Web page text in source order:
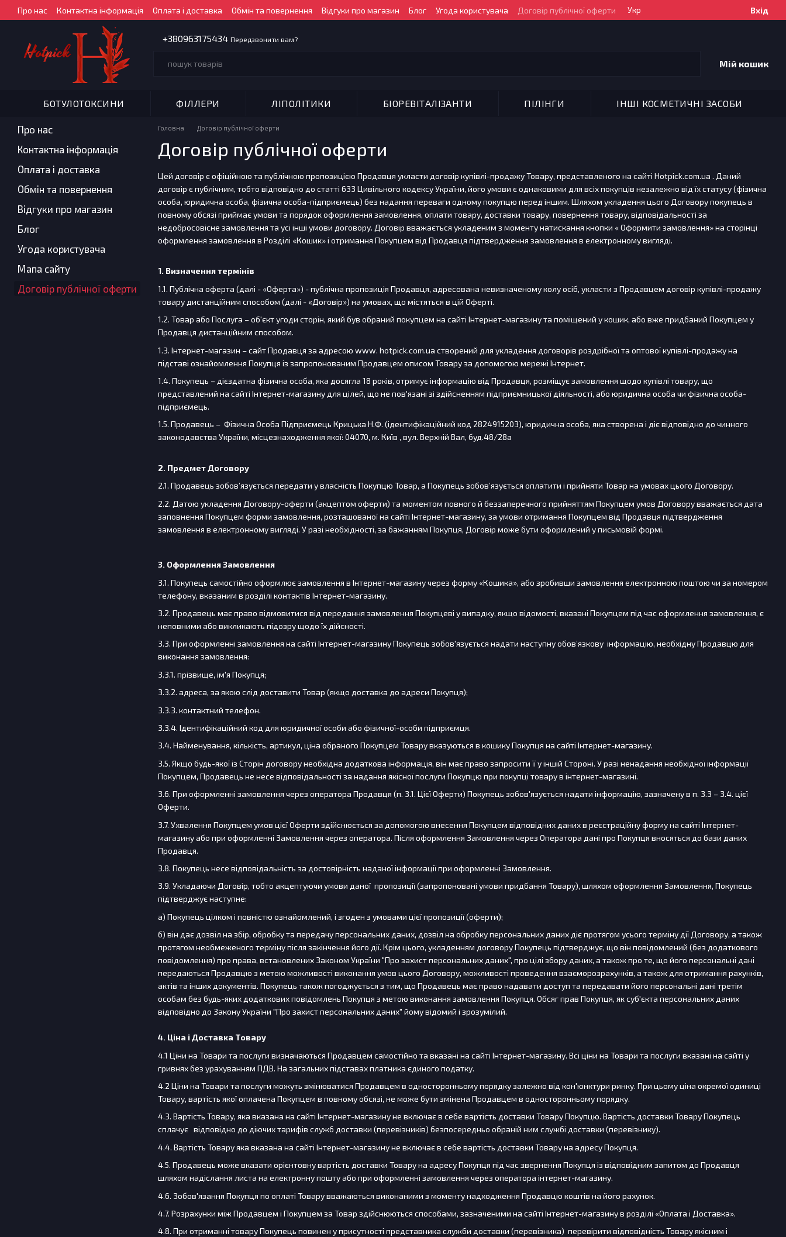
Перейти до основного контенту
Про нас Контактна інформація Оплата і доставка Обмін та повернення Відгуки про магазин Блог Угода користувача Договір публічної оферти Укр Вхід
+380963175434 Передзвонити вам?
Мій кошик
БОТУЛОТОКСИНИ ФІЛЛЕРИ ЛІПОЛІТИКИ БІОРЕВІТАЛІЗАНТИ ПІЛІНГИ ІНШІ КОСМЕТИЧНІ ЗАСОБИ
Головна Договір публічної оферти
Договір публічної оферти
Цей договір є офіційною та публічною пропозицією Продавця укласти договір купівлі-продажу Товару, представленого на сайті Hotpick.com.ua . Даний
договір є публічним, тобто відповідно до статті 633 Цивільного кодексу України, його умови є однаковими для всіх покупців незалежно від їх статусу (фізична
особа, юридична особа, фізична особа-підприємець) без надання переваги одному покупцю перед іншим. Шляхом укладення цього Договору покупець в
повному обсязі приймає умови та порядок оформлення замовлення, оплати товару, доставки товару, повернення товару, відповідальності за
недобросовісне замовлення та усі інші умови договору. Договір вважається укладеним з моменту натискання кнопки « Оформити замовлення» на сторінці
оформлення замовлення в Розділі «Кошик» і отримання Покупцем від Продавця підтвердження замовлення в електронному вигляді.
1. Визначення термінів
1.1. Публічна оферта (далі - «Оферта») - публічна пропозиція Продавця, адресована невизначеному колу осіб, укласти з Продавцем договір купівлі-продажу
товару дистанційним способом (далі - «Договір») на умовах, що містяться в цій Оферті.
1.2. Товар або Послуга – об'єкт угоди сторін, який був обраний покупцем на сайті Інтернет-магазину та поміщений у кошик, або вже придбаний Покупцем у
Продавця дистанційним способом.
1.3. Інтернет-магазин – сайт Продавця за адресою www. hotpick.com.ua створений для укладення договорів роздрібної та оптової купівлі-продажу на
підставі ознайомлення Покупця із запропонованим Продавцем описом Товару за допомогою мережі Інтернет.
1.4. Покупець – дієздатна фізична особа, яка досягла 18 років, отримує інформацію від Продавця, розміщує замовлення щодо купівлі товару, що
представлений на сайті Інтернет-магазину для цілей, що не пов'язані зі здійсненням підприємницької діяльності, або юридична особа чи фізична особа-
підприємець.
1.5. Продавець – Фізична Особа Підприємець Крицька Н.Ф. (ідентифікаційний код 2824915203), юридична особа, яка створена і діє відповідно до чинного
законодавства України, місцезнаходження якої: 04070, м. Київ , вул. Верхній Вал, буд.48/28а
2. Предмет Договору
2.1. Продавець зобов’язується передати у власність Покупцю Товар, а Покупець зобов’язується оплатити і прийняти Товар на умовах цього Договору.
2.2. Датою укладення Договору-оферти (акцептом оферти) та моментом повного й беззаперечного прийняттям Покупцем умов Договору вважається дата
заповнення Покупцем форми замовлення, розташованої на сайті Інтернет-магазину, за умови отримання Покупцем від Продавця підтвердження
замовлення в електронному вигляді. У разі необхідності, за бажанням Покупця, Договір може бути оформлений у письмовій формі.
3. Оформлення Замовлення
3.1. Покупець самостійно оформлює замовлення в Інтернет-магазину через форму «Кошика», або зробивши замовлення електронною поштою чи за номером
телефону, вказаним в розділі контактів Інтернет-магазину.
3.2. Продавець має право відмовитися від передання замовлення Покупцеві у випадку, якщо відомості, вказані Покупцем під час оформлення замовлення, є
неповними або викликають підозру щодо їх дійсності.
3.3. При оформленні замовлення на сайті Інтернет-магазину Покупець зобов'язується надати наступну обов’язкову інформацію, необхідну Продавцю для
виконання замовлення:
3.3.1. прізвище, ім'я Покупця;
3.3.2. адреса, за якою слід доставити Товар (якщо доставка до адреси Покупця);
3.3.3. контактний телефон.
3.3.4. Ідентифікаційний код для юридичної особи або фізичної-особи підприємця.
3.4. Найменування, кількість, артикул, ціна обраного Покупцем Товару вказуються в кошику Покупця на сайті Інтернет-магазину.
3.5. Якщо будь-якої із Сторін договору необхідна додаткова інформація, він має право запросити її у іншій Стороні. У разі ненадання необхідної інформації
Покупцем, Продавець не несе відповідальності за надання якісної послуги Покупцю при покупці товару в інтернет-магазині.
3.6. При оформленні замовлення через оператора Продавця (п. 3.1. Цієї Оферти) Покупець зобов'язується надати інформацію, зазначену в п. 3.3 – 3.4. цієї
Оферти.
3.7. Ухвалення Покупцем умов цієї Оферти здійснюється за допомогою внесення Покупцем відповідних даних в реєстраційну форму на сайті Інтернет-
магазину або при оформленні Замовлення через оператора. Після оформлення Замовлення через Оператора дані про Покупця вносяться до бази даних
Продавця.
3.8. Покупець несе відповідальність за достовірність наданої інформації при оформленні Замовлення.
3.9. Укладаючи Договір, тобто акцептуючи умови даної пропозиції (запропоновані умови придбання Товару), шляхом оформлення Замовлення, Покупець
підтверджує наступне:
а) Покупець цілком і повністю ознайомлений, і згоден з умовами цієї пропозиції (оферти);
б) він дає дозвіл на збір, обробку та передачу персональних даних, дозвіл на обробку персональних даних діє протягом усього терміну дії Договору, а також
протягом необмеженого терміну після закінчення його дії. Крім цього, укладенням договору Покупець підтверджує, що він повідомлений (без додаткового
повідомлення) про права, встановлених Законом України "Про захист персональних даних", про цілі збору даних, а також про те, що його персональні дані
передаються Продавцю з метою можливості виконання умов цього Договору, можливості проведення взаєморозрахунків, а також для отримання рахунків,
актів та інших документів. Покупець також погоджується з тим, що Продавець має право надавати доступ та передавати його персональні дані третім
особам без будь-яких додаткових повідомлень Покупця з метою виконання замовлення Покупця. Обсяг прав Покупця, як суб'єкта персональних даних
відповідно до Закону України "Про захист персональних даних" йому відомий і зрозумілий.
4. Ціна і Доставка Товару
4.1 Ціни на Товари та послуги визначаються Продавцем самостійно та вказані на сайті Інтернет-магазину. Всі ціни на Товари та послуги вказані на сайті у
гривнях без урахуванням ПДВ. На загальних підставах платника єдиного податку.
4.2 Ціни на Товари та послуги можуть змінюватися Продавцем в односторонньому порядку залежно від кон'юнктури ринку. При цьому ціна окремої одиниці
Товару, вартість якої оплачена Покупцем в повному обсязі, не може бути змінена Продавцем в односторонньому порядку.
4.3. Вартість Товару, яка вказана на сайті Інтернет-магазину не включає в себе вартість доставки Товару Покупцю. Вартість доставки Товару Покупець
сплачує відповідно до діючих тарифів служб доставки (перевізників) безпосередньо обраній ним службі доставки (перевізнику).
4.4. Вартість Товару яка вказана на сайті Інтернет-магазину не включає в себе вартість доставки Товару на адресу Покупця.
4.5. Продавець може вказати орієнтовну вартість доставки Товару на адресу Покупця під час звернення Покупця із відповідним запитом до Продавця
шляхом надіслання листа на електронну пошту або при оформленні замовлення через оператора інтернет-магазину.
4.6. Зобов'язання Покупця по оплаті Товару вважаються виконаними з моменту надходження Продавцю коштів на його рахунок.
4.7. Розрахунки між Продавцем і Покупцем за Товар здійснюються способами, зазначеними на сайті Інтернет-магазину в розділі «Оплата і Доставка».
4.8. При отриманні товару Покупець повинен у присутності представника служби доставки (перевізника) перевірити відповідність Товару якісним і
Про нас
Контактна інформація
Оплата і доставка
Обмін та повернення
Відгуки про магазин
Блог
Угода користувача
Мапа сайту
Договір публічної оферти